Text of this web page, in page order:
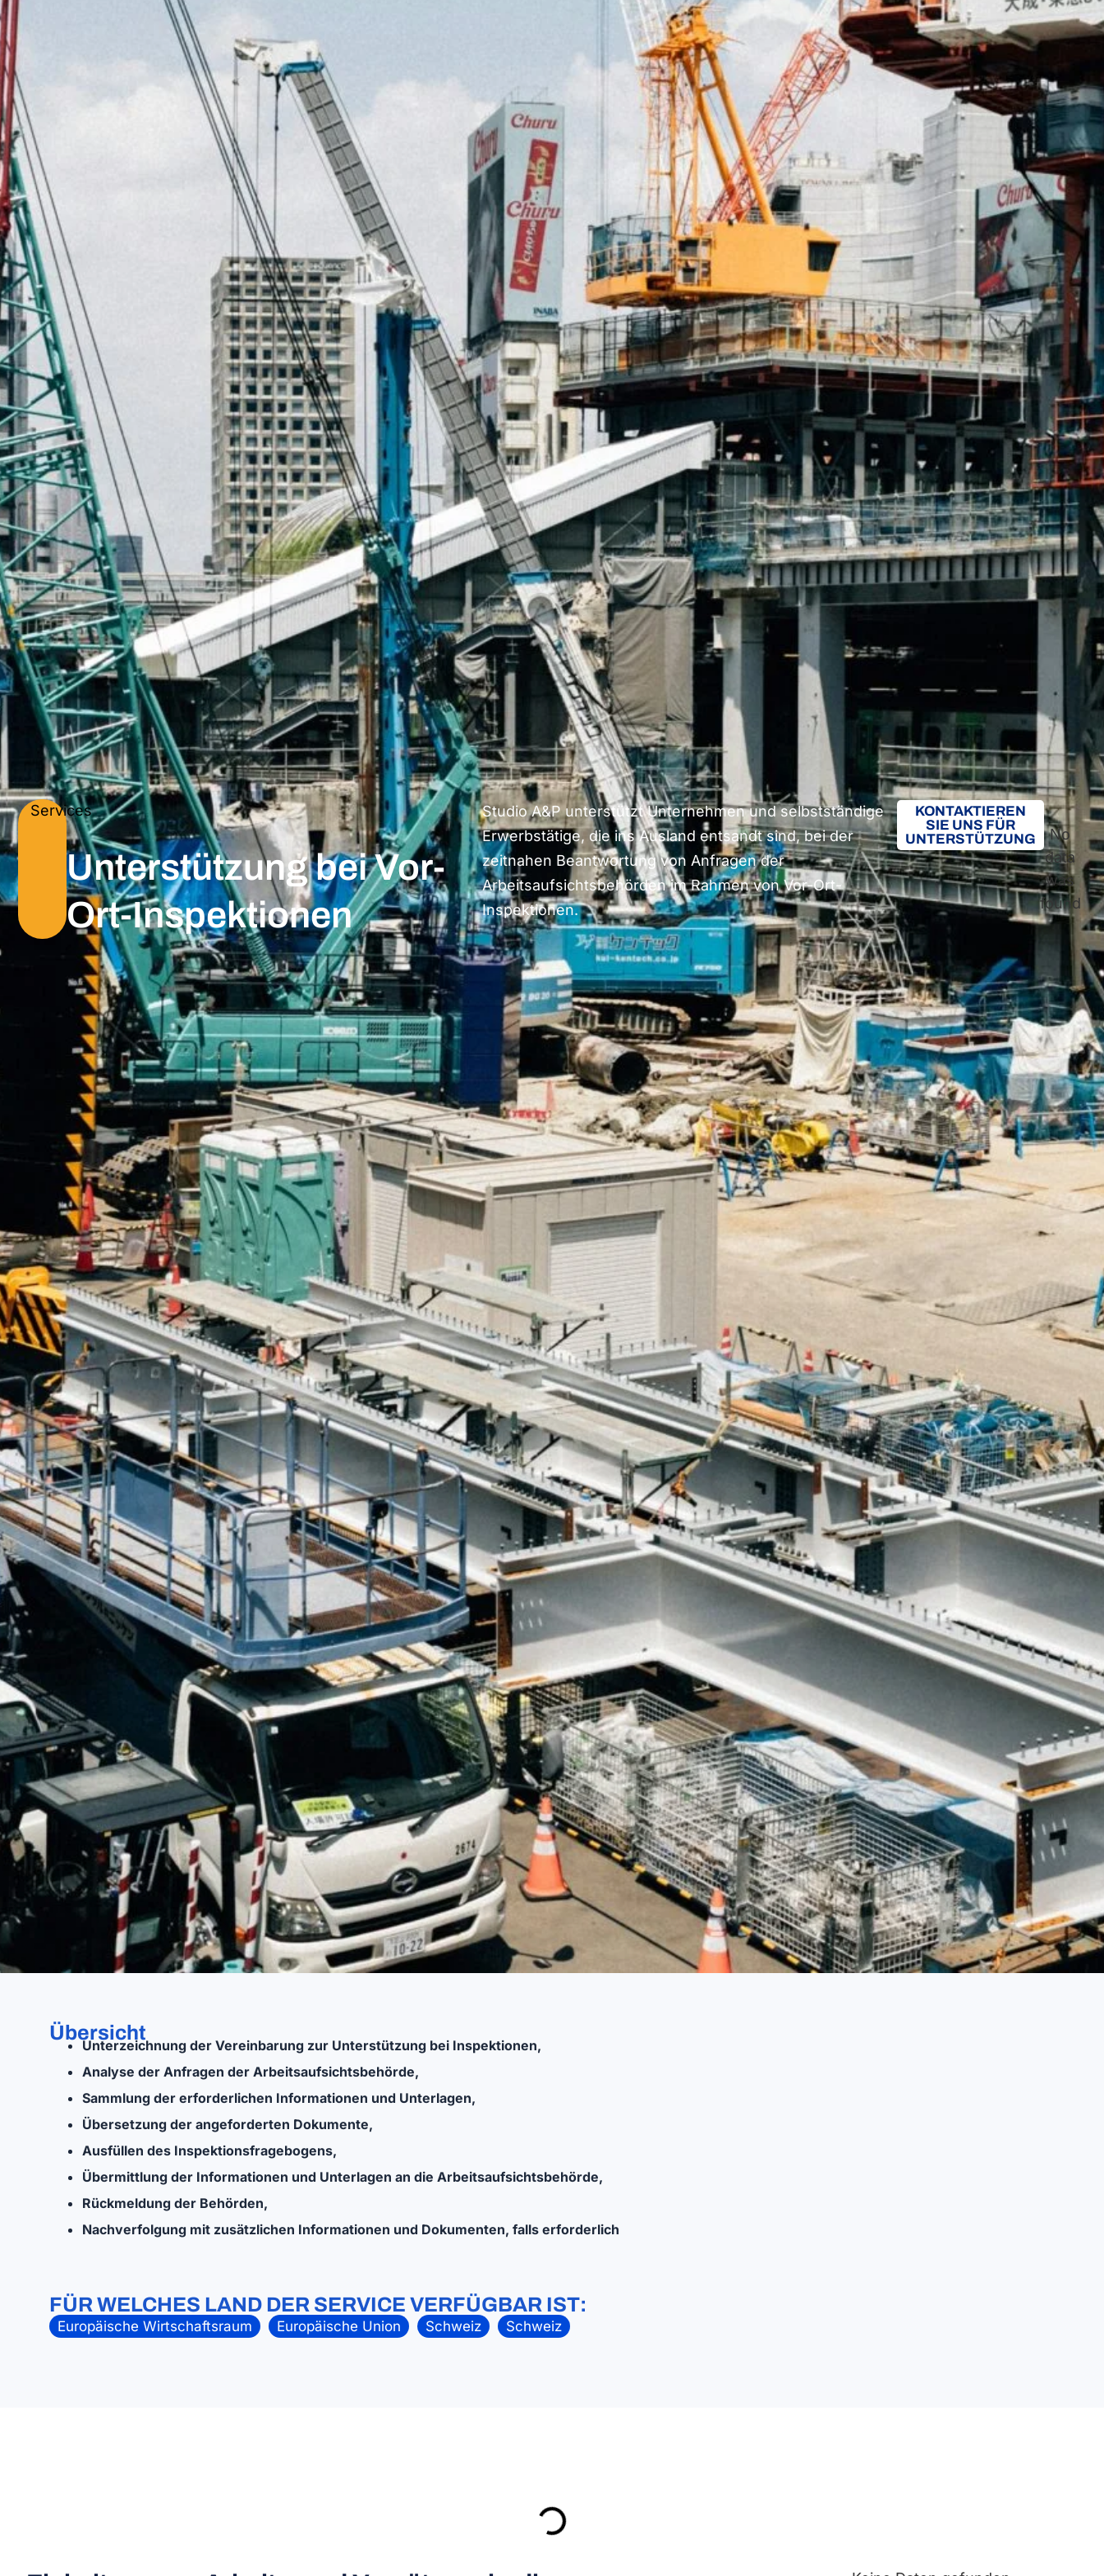
Services
Unterstützung bei Vor-
Ort-Inspektionen
Studio A&P unterstützt Unternehmen und selbstständige
Erwerbstätige, die ins Ausland entsandt sind, bei der
zeitnahen Beantwortung von Anfragen der
Arbeitsaufsichtsbehörden im Rahmen von Vor-Ort-
Inspektionen.
KONTAKTIEREN
SIE UNS FÜR
UNTERSTÜTZUNG
No
data
was
found
Übersicht
Unterzeichnung der Vereinbarung zur Unterstützung bei Inspektionen,
Analyse der Anfragen der Arbeitsaufsichtsbehörde,
Sammlung der erforderlichen Informationen und Unterlagen,
Übersetzung der angeforderten Dokumente,
Ausfüllen des Inspektionsfragebogens,
Übermittlung der Informationen und Unterlagen an die Arbeitsaufsichtsbehörde,
Rückmeldung der Behörden,
Nachverfolgung mit zusätzlichen Informationen und Dokumenten, falls erforderlich
FÜR WELCHES LAND DER SERVICE VERFÜGBAR IST:
Europäische Wirtschaftsraum Europäische Union Schweiz Schweiz